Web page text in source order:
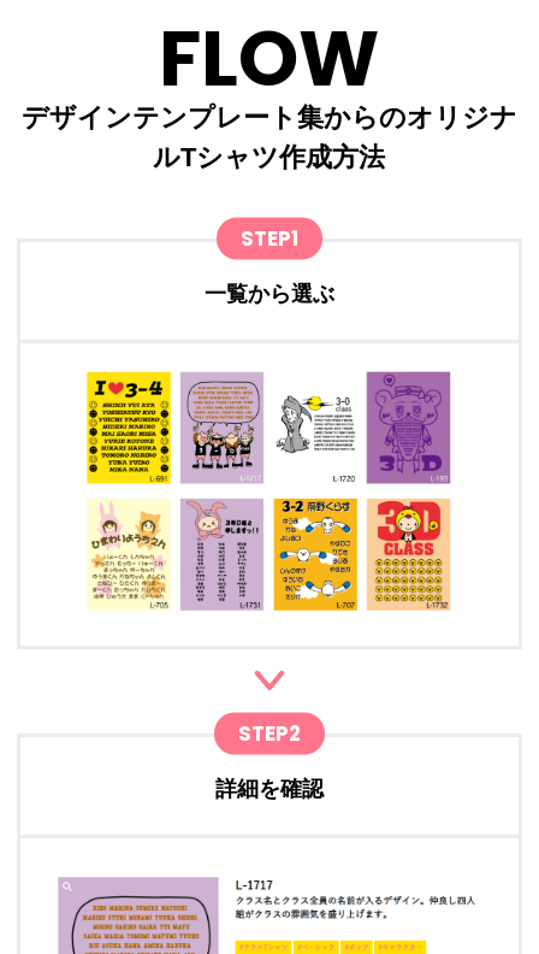
FLOW
デザインテンプレート集からのオリジナ
ルTシャツ作成方法
STEP1
一覧から選ぶ
STEP2
詳細を確認